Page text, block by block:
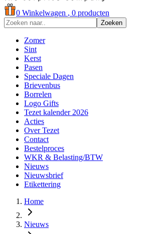
0 Winkelwagen , 0 producten
Zoeken
Zomer
Sint
Kerst
Pasen
Speciale Dagen
Brievenbus
Borrelen
Logo Gifts
Tezet kalender 2026
Acties
Over Tezet
Contact
Bestelproces
WKR & Belasting/BTW
Nieuws
Nieuwsbrief
Etikettering
Home
Nieuws